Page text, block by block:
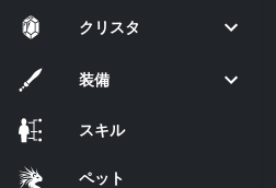
クリスタ
装備
スキル
ペット